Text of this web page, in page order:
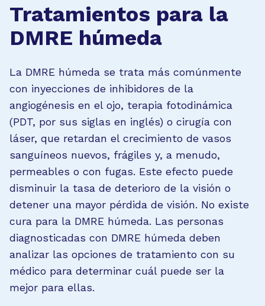
Tratamientos para la
DMRE húmeda
La DMRE húmeda se trata más comúnmente
con inyecciones de inhibidores de la
angiogénesis en el ojo, terapia fotodinámica
(PDT, por sus siglas en inglés) o cirugía con
láser, que retardan el crecimiento de vasos
sanguíneos nuevos, frágiles y, a menudo,
permeables o con fugas. Este efecto puede
disminuir la tasa de deterioro de la visión o
detener una mayor pérdida de visión. No existe
cura para la DMRE húmeda. Las personas
diagnosticadas con DMRE húmeda deben
analizar las opciones de tratamiento con su
médico para determinar cuál puede ser la
mejor para ellas.